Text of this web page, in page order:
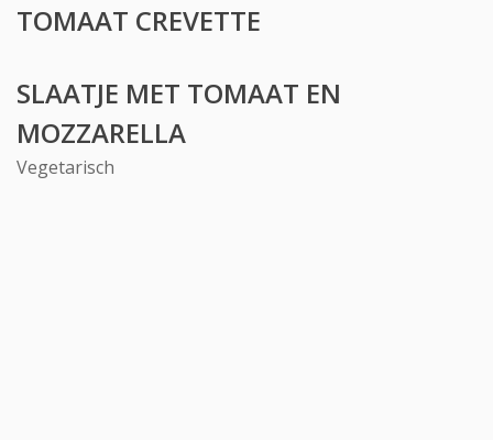
TOMAAT CREVETTE
SLAATJE MET TOMAAT EN
MOZZARELLA
Vegetarisch